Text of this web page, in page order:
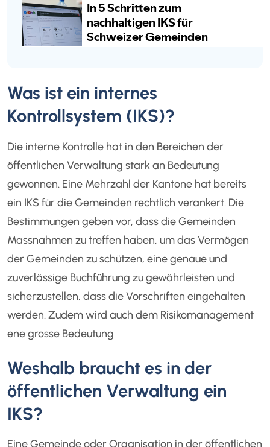
Was ist ein internes
Kontrollsystem (IKS)?
Die interne Kontrolle hat in den Bereichen der
öffentlichen Verwaltung stark an Bedeutung
gewonnen. Eine Mehrzahl der Kantone hat bereits
ein IKS für die Gemeinden rechtlich verankert. Die
Bestimmungen geben vor, dass die Gemeinden
Massnahmen zu treffen haben, um das Vermögen
der Gemeinden zu schützen, eine genaue und
zuverlässige Buchführung zu gewährleisten und
sicherzustellen, dass die Vorschriften eingehalten
werden. Zudem wird auch dem Risikomanagement
ene grosse Bedeutung
Weshalb braucht es in der
öffentlichen Verwaltung ein
IKS?
Eine Gemeinde oder Organisation in der öffentlichen